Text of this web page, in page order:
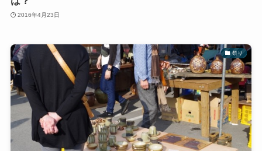
2016年4月23日
祭り